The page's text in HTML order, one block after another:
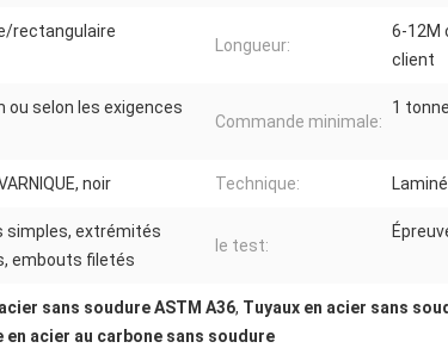
rectangulaire
Longueur:
6-12M
client
ou selon les exigences
Commande minimale:
1 tonne
noir Technique:
simples, extrémités
embouts filetés
le test:
sans soudure ASTM A36, Tuyaux en acier sans
en acier au carbone sans soudure